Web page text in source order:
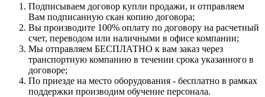
Подписываем договор купли продажи, и отправляем
Вам подписанную скан копию договора;
Вы производите 100% оплату по договору на расчетный
счет, переводом или наличными в офисе компании;
Мы отправляем БЕСПЛАТНО к вам заказ через
транспортную компанию в течении срока указанного в
договоре;
По приезде на место оборудования - бесплатно в рамках
поддержки производим обучение персонала.